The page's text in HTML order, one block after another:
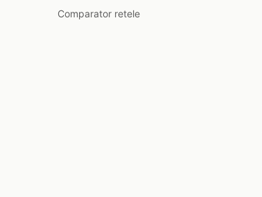
Comparator retele